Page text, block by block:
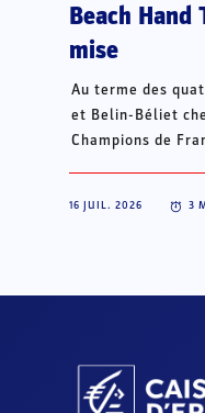
Beach
mise
Au terme des
et Belin-Béliet
Champions de
16 JUIL. 2026 3